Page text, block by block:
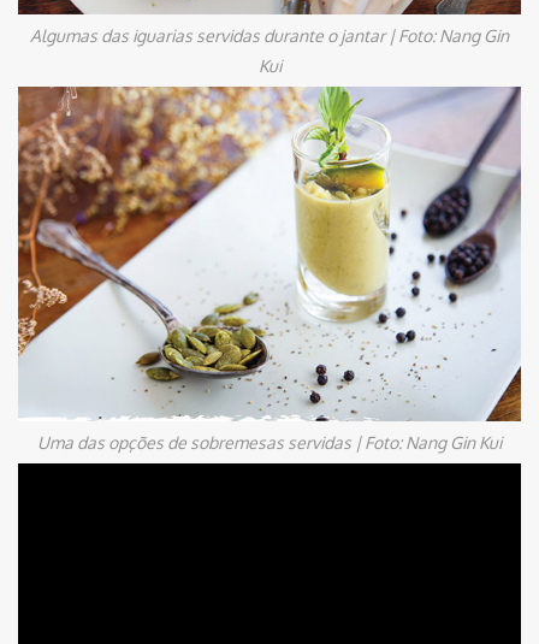
Algumas das iguarias servidas durante o jantar | Foto: Nang Gin
Kui
Uma das opções de sobremesas servidas | Foto: Nang Gin Kui